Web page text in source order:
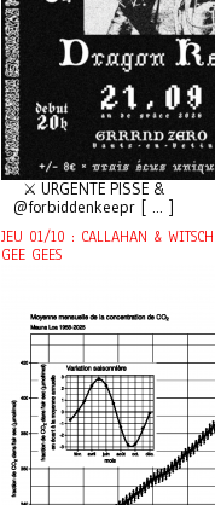
⚔️ URGENTE PISSE &
@forbiddenkeepr [ ... ]
JEU 01/10 : CALLAHAN &
GEE GEES